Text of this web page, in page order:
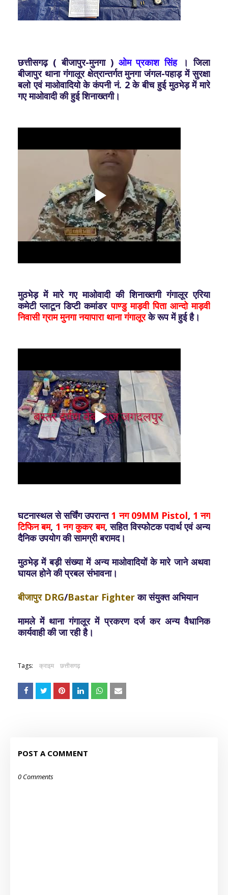
छत्तीसगढ़ ( बीजापुर-मुनगा ) ओम प्रकाश सिंह। जिला
बीजापुर थाना गंगालूर क्षेत्रान्तर्गत मुनगा जंगल-पहाड़ में सुरक्षा
बलो एवं माओवादियो के कंपनी नं. 2 के बीच हुई मुठभेड़ में मारे
गए माओवादी की हुई शिनाख्तगी।
मुठभेड़ में मारे गए माओवादी की शिनाख्तगी गंगालूर एरिया
कमेटी प्लाटून डिप्टी कमांडरपाण्डु माड़वी पिता आन्दो माड़वी
निवासी ग्राम मुनगा नयापारा थाना गंगालूरके रूप में हुई है।
घटनास्थल से सर्चिंग उपरान्त1 नग 09MM Pistol, 1 नग
टिफिन बम, 1 नग कुकर बम, सहित विस्फोटक पदार्थ एवं अन्य
दैनिक उपयोग की सामग्री बरामद।
मुठभेड़ में बड़ी संख्या में अन्य माओवादियों के मारे जाने अथवा
घायल होने की प्रबल संभावना।
बीजापुर DRG/Bastar Fighterका संयुक्त अभियान
मामले में थाना गंगालूर में प्रकरण दर्ज कर अन्य वैधानिक
कार्यवाही की जा रही है।
Tags: क्राइम छत्तीसगढ़
POST A COMMENT
0 Comments